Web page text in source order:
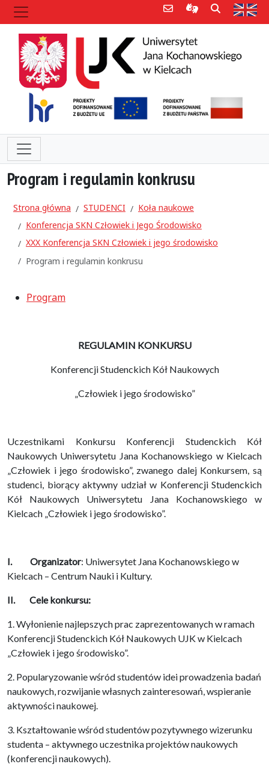
Poczta e-mailInformacje dla
Szukaj
Program i regulamin konkrusu
Strona główna STUDENCI
Koła naukowe
Konferencja SKN Człowiek i Jego Środowisko
XXX Konferencja SKN Człowiek i jego środowisko
Program i regulamin konkrusu
Program
REGULAMIN KONKURSU
Konferencji Studenckich Kół Naukowych
„Człowiek i jego środowisko”
Uczestnikami Konkursu Konferencji Studenckich Kół
Naukowych Uniwersytetu Jana Kochanowskiego w Kielcach
„Człowiek i jego środowisko”, zwanego dalej Konkursem, są
studenci, biorący aktywny udział w Konferencji Studenckich
Kół Naukowych Uniwersytetu Jana Kochanowskiego w
Kielcach „Człowiek i jego środowisko”.
I. Organizator: Uniwersytet Jana Kochanowskiego w
Kielcach – Centrum Nauki i Kultury.
II. Cele konkursu:
1. Wyłonienie najlepszych prac zaprezentowanych w ramach
Konferencji Studenckich Kół Naukowych UJK w Kielcach
„Człowiek i jego środowisko”.
2. Popularyzowanie wśród studentów idei prowadzenia badań
naukowych, rozwijanie własnych zainteresowań, wspieranie
aktywności naukowej.
3. Kształtowanie wśród studentów pozytywnego wizerunku
studenta – aktywnego uczestnika projektów naukowych
(konferencji naukowych).